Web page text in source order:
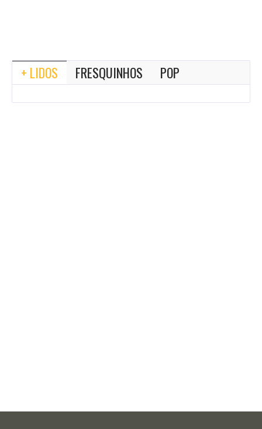
+ LIDOS FRESQUINHOS POP